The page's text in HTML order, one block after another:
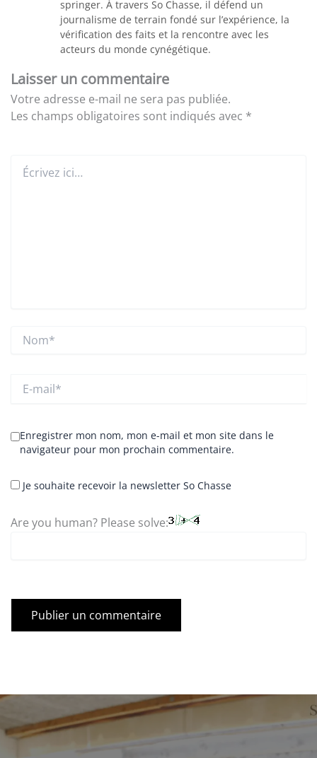
springer. À travers So Chasse, il défend un
journalisme de terrain fondé sur l’expérience, la
vérification des faits et la rencontre avec les
acteurs du monde cynégétique.
Laisser un commentaire
Votre adresse e-mail ne sera pas publiée.
Les champs obligatoires sont indiqués avec *
ici…
mail*
Enregistrer mon nom, mon e-mail et mon site dans le
navigateur pour mon prochain commentaire.
Je souhaite recevoir la newsletter So Chasse
Are you human? Please solve: